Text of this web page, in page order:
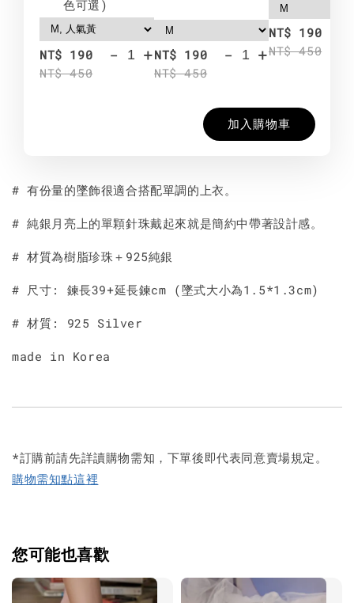
色可選)
NT$ 190
NT$ 450
- +NT$ 190
NT$ 450
- +
NT$ 190
NT$ 450
加入購物車
# 有份量的墜飾很適合搭配單調的上衣。
# 純銀月亮上的單顆針珠戴起來就是簡約中帶著設計感。
# 材質為樹脂珍珠＋925純銀
# 尺寸: 鍊長39+延長鍊cm (墜式大小為1.5*1.3cm)
# 材質: 925 Silver
made in Korea
*訂購前請先詳讀購物需知，下單後即代表同意賣場規定。
購物需知點這裡
您可能也喜歡